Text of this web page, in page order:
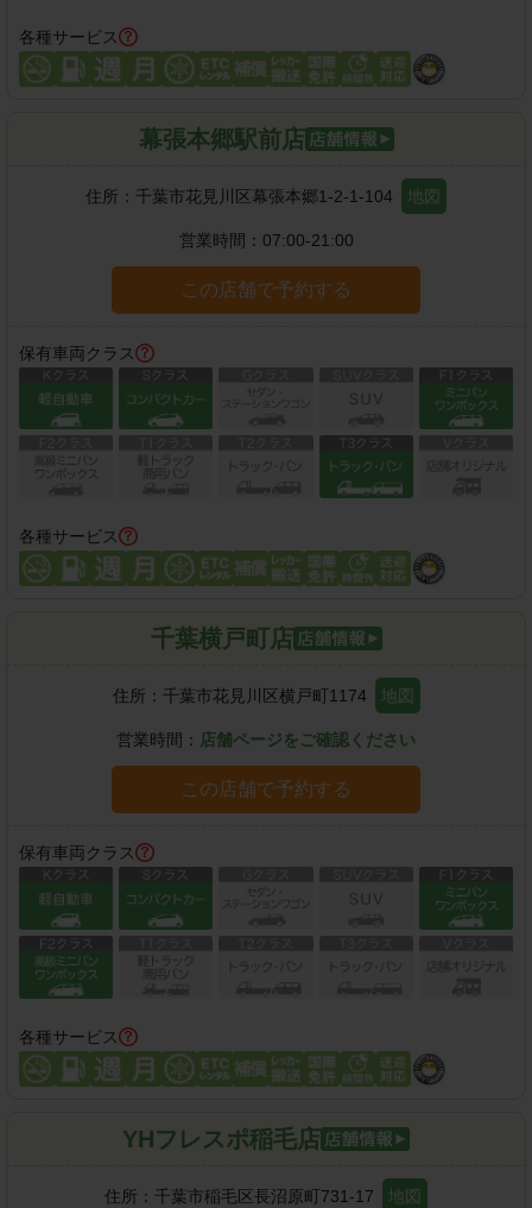
各種サービス
幕張本郷駅前店
住所： 千葉市花見川区幕張本郷1-2-1-104 地図
営業時間： 07:00-21:00
この店舗で予約する
保有車両クラス
各種サービス
千葉横戸町店
住所： 千葉市花見川区横戸町1174 地図
営業時間： 店舗ページをご確認ください
この店舗で予約する
保有車両クラス
各種サービス
YHフレスポ稲毛店
住所： 千葉市稲毛区長沼原町731-17 地図